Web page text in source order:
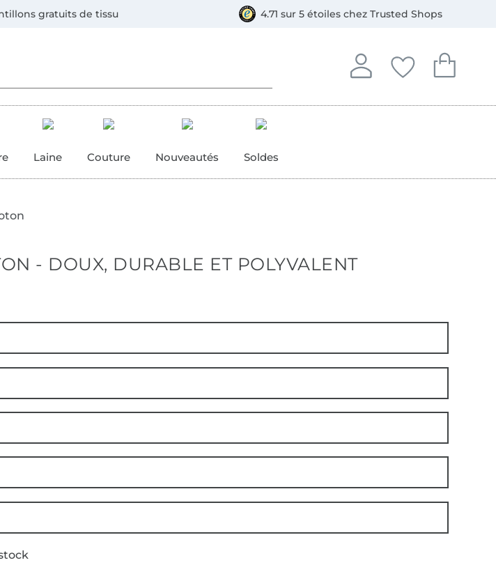
gratuits de tissu 4.71 sur 5 étoiles chez Trusted Shops
Se connecter
Se connecter à votre
Mes favoris
Vous avez
Mon
Vous avez
Laine Couture Nouveautés Soldes
- DOUX, DURABLE ET POLYVALENT
Carte bleue, PayPal, Virement, Bancontact